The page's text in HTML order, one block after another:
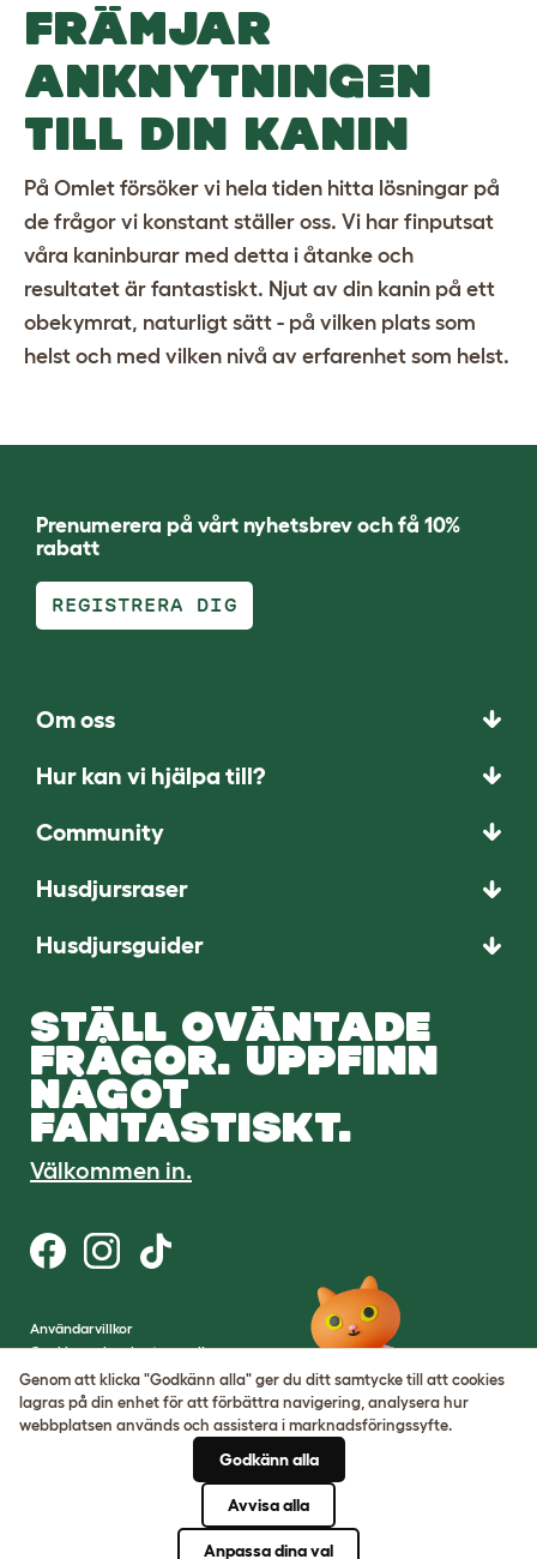
FRÄMJAR
ANKNYTNINGEN
TILL DIN KANIN
På Omlet försöker vi hela tiden hitta lösningar på
de frågor vi konstant ställer oss. Vi har finputsat
våra kaninburar med detta i åtanke och
resultatet är fantastiskt. Njut av din kanin på ett
obekymrat, naturligt sätt - på vilken plats som
helst och med vilken nivå av erfarenhet som helst.
Prenumerera på vårt nyhetsbrev och få 10%
rabatt
REGISTRERA DIG
Om oss
Hur kan vi hjälpa till?
Community
Husdjursraser
Husdjursguider
STÄLL OVÄNTADE
FRÅGOR. UPPFINN
NÅGOT
FANTASTISKT.
Välkommen in.
Användarvillkor
Cookies och sekretesspolicy
Cookie Settings
Webbplatskarta
VAT-nummer: SE502080795301
Genom att klicka "Godkänn alla" ger du ditt samtycke till att cookies
lagras på din enhet för att förbättra navigering, analysera hur
webbplatsen används och assistera i marknadsföringssyfte.
Godkänn alla
Avvisa alla
Anpassa dina val